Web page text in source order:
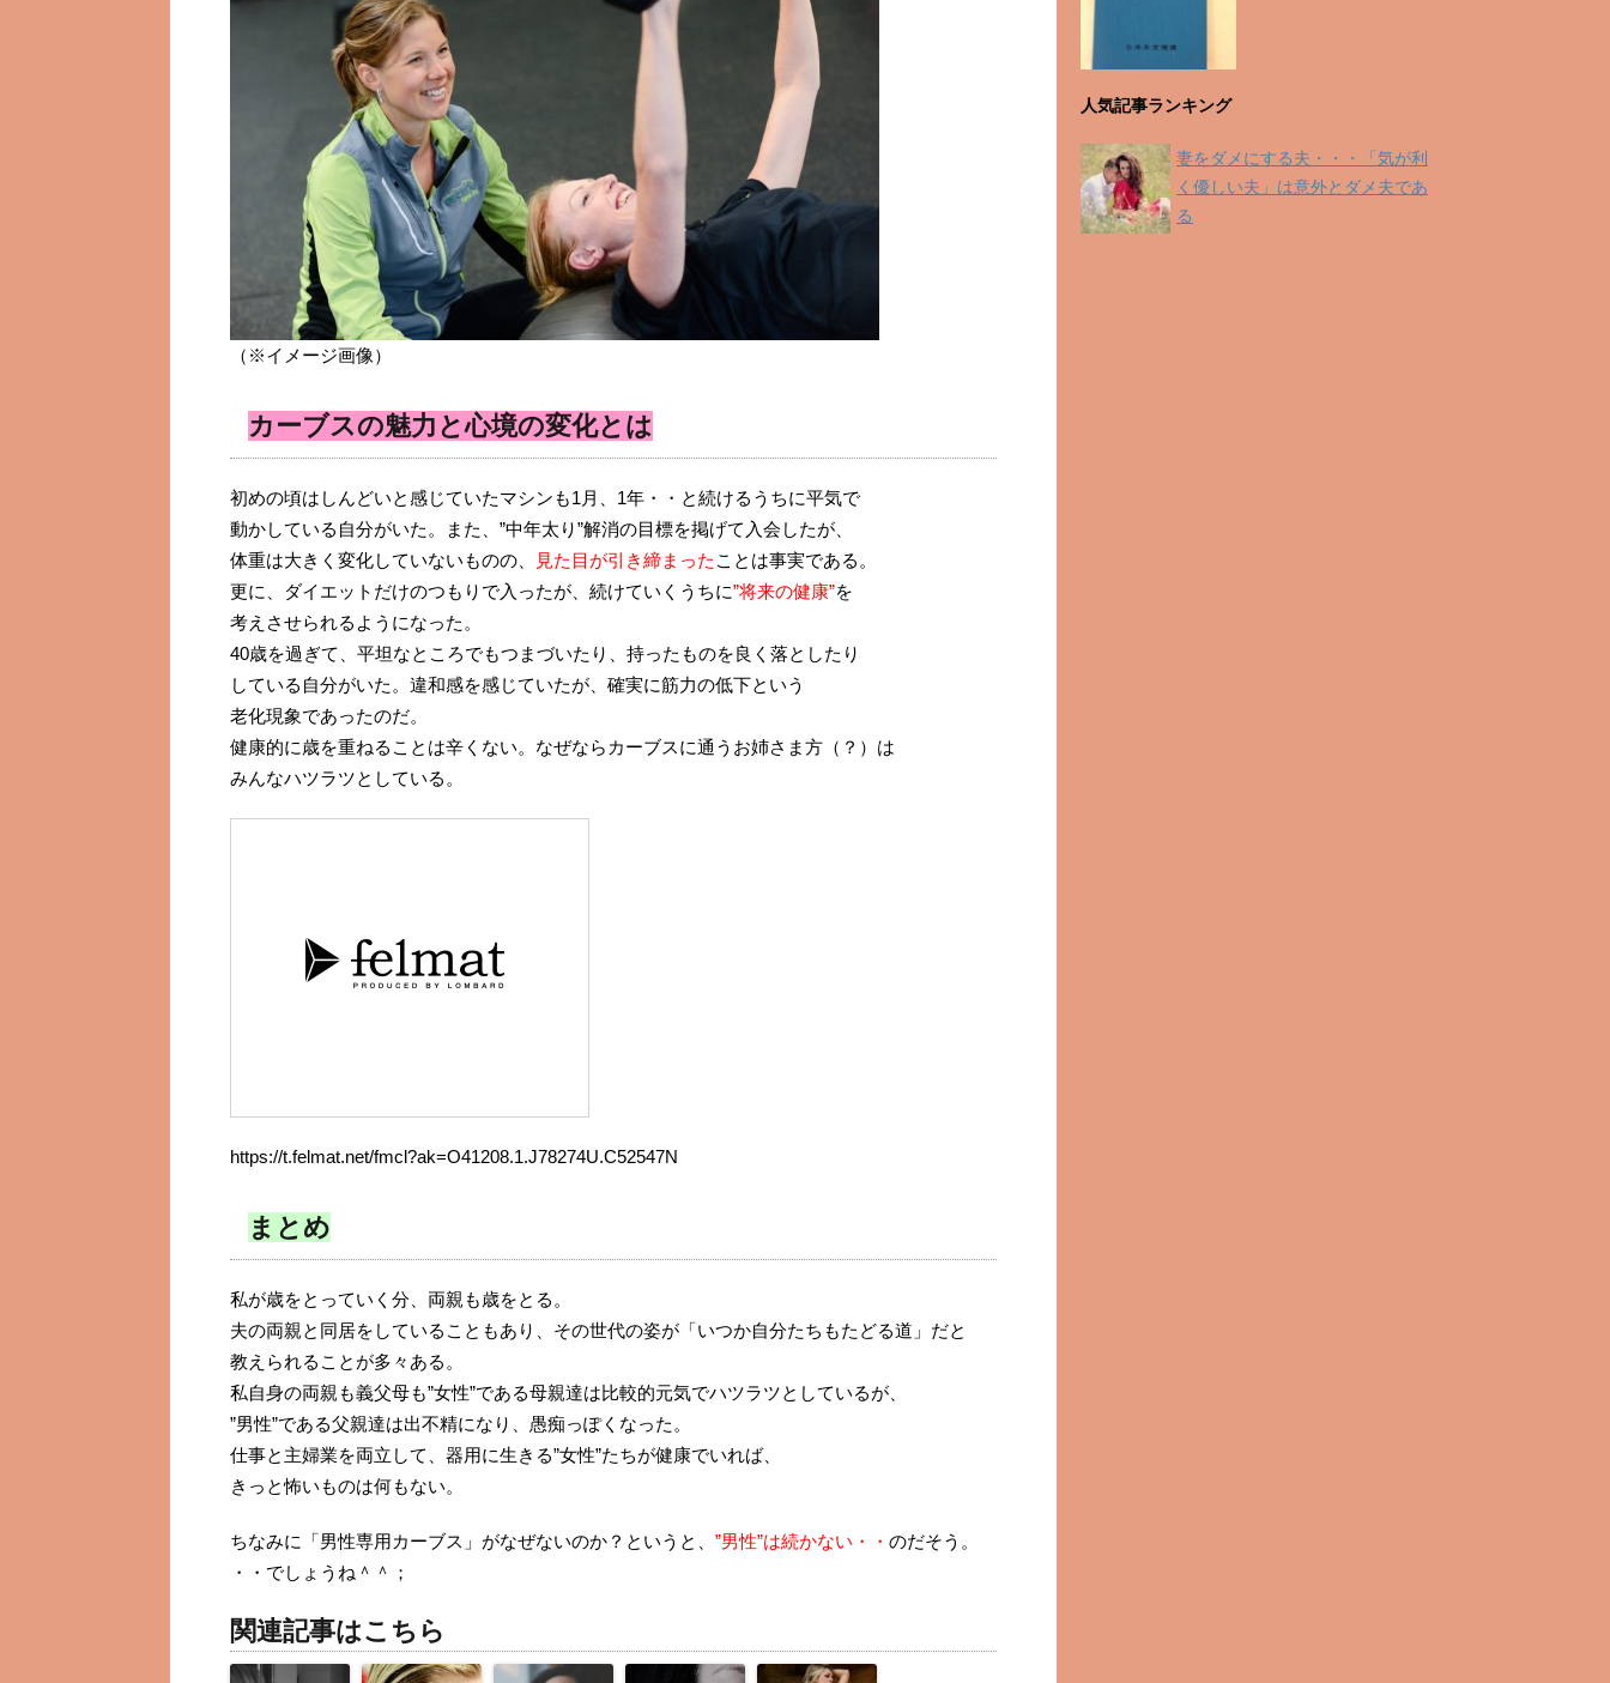
（※イメージ画像）
カーブスの魅力と心境の変化とは
初めの頃はしんどいと感じていたマシンも1月、1年・・と続けるうちに平気で
動かしている自分がいた。また、”中年太り”解消の目標を掲げて入会したが、
体重は大きく変化していないものの、
見た目が引き締まった ことは事実である。
更に、ダイエットだけのつもりで入ったが、続けていくうちに”将来の健康”を
考えさせられるようになった。
40歳を過ぎて、平坦なところでもつまづいたり、持ったものを良く落としたり
している自分がいた。違和感を感じていたが、確実に筋力の低下という
老化現象であったのだ。
健康的に歳を重ねることは辛くない。なぜならカーブスに通うお姉さま方（？）は
みんなハツラツとしている。
https://t.felmat.net/fmcl?ak=O41208.1.J78274U.C52547N
まとめ
私が歳をとっていく分、両親も歳をとる。
夫の両親と同居をしていることもあり、その世代の姿が「いつか自分たちもたどる道」だと
教えられることが多々ある。
私自身の両親も義父母も”女性”である母親達は比較的元気でハツラツとしているが、
”男性”である父親達は出不精になり、愚痴っぽくなった。
仕事と主婦業を両立して、器用に生きる”女性”たちが健康でいれば、
きっと怖いものは何もない。
ちなみに「男性専用カーブス」がなぜないのか？というと ”男性”は続かない・・ のだそう。
・・でしょうね＾＾；
関連記事はこちら
人気記事ランキング
妻をダメにする夫・・・「気が利
く優しい夫」は意外とダメ夫であ
る